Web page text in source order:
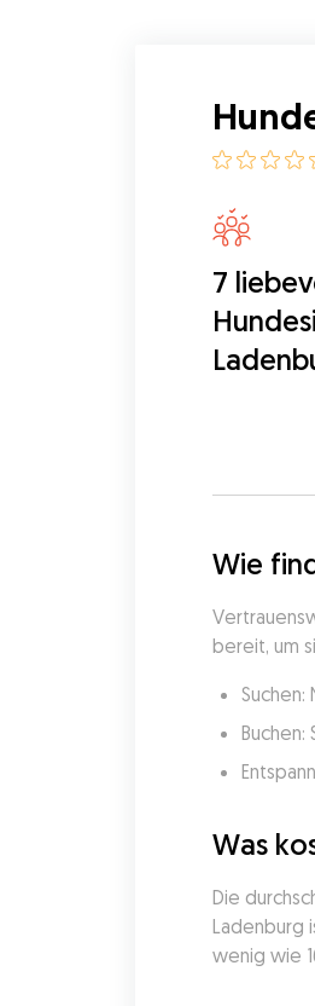
7
Wie
bereit, um
Was
Die
Ladenburg
wenig wie